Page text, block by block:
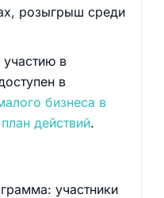
розыгрыш среди
в
в
бизнеса в
действий.
участники